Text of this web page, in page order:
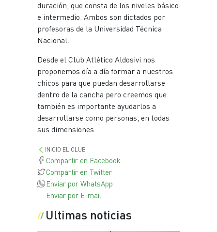
duración, que consta de los niveles básico
e intermedio. Ambos son dictados por
profesoras de la Universidad Técnica
Nacional.
Desde el Club Atlético Aldosivi nos
proponemos día a día formar a nuestros
chicos para que puedan desarrollarse
dentro de la cancha pero creemos que
también es importante ayudarlos a
desarrollarse como personas, en todas
sus dimensiones.
INICIO EL CLUB
Compartir en Facebook
Compartir en Twitter
Enviar por WhatsApp
Enviar por E-mail
Ultimas noticias